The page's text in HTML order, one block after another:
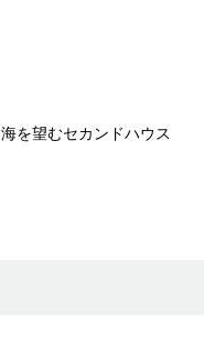
海を望むセカンドハウス